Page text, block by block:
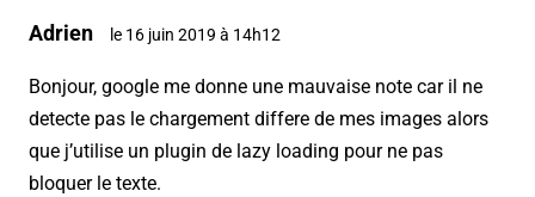
Adrien le 16 juin 2019 à 14h12
Bonjour, google me donne une mauvaise note car il ne
detecte pas le chargement differe de mes images alors
que j’utilise un plugin de lazy loading pour ne pas
bloquer le texte.